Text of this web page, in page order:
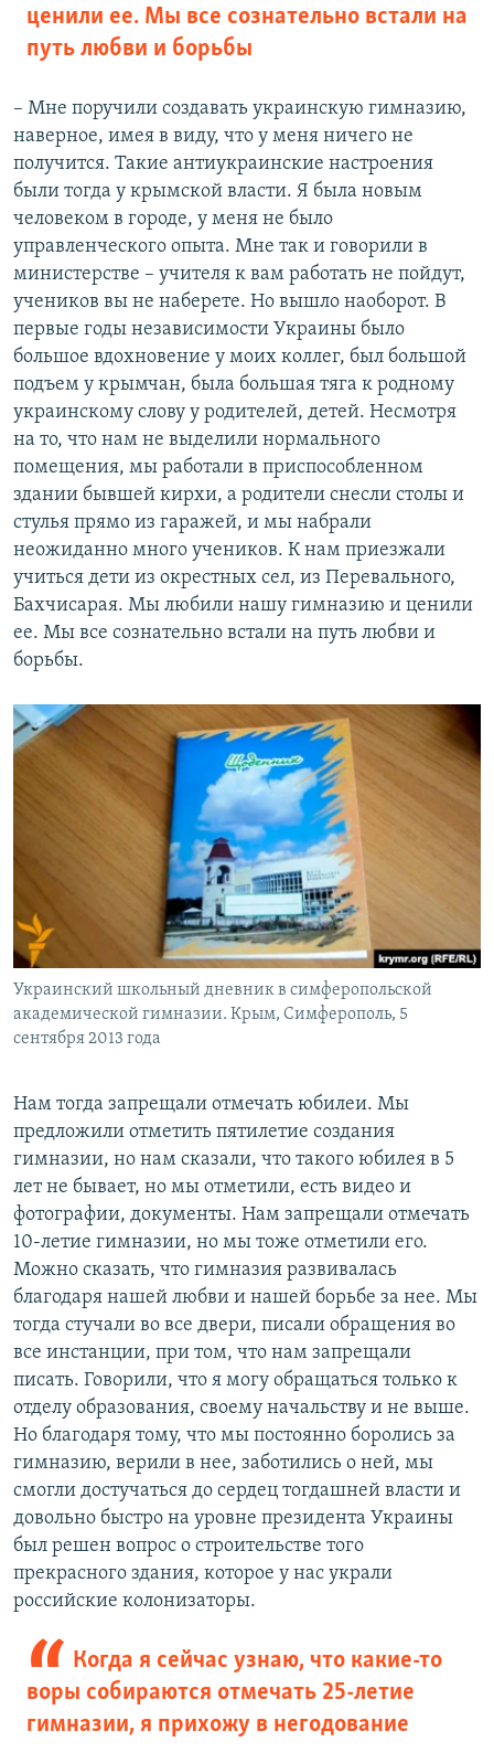
ценили ее. Мы все сознательно встали на
путь любви и борьбы
– Мне поручили создавать украинскую гимназию,
наверное, имея в виду, что у меня ничего не
получится. Такие антиукраинские настроения
были тогда у крымской власти. Я была новым
человеком в городе, у меня не было
управленческого опыта. Мне так и говорили в
министерстве – учителя к вам работать не пойдут,
учеников вы не наберете. Но вышло наоборот. В
первые годы независимости Украины было
большое вдохновение у моих коллег, был большой
подъем у крымчан, была большая тяга к родному
украинскому слову у родителей, детей. Несмотря
на то, что нам не выделили нормального
помещения, мы работали в приспособленном
здании бывшей кирхи, а родители снесли столы и
стулья прямо из гаражей, и мы набрали
неожиданно много учеников. К нам приезжали
учиться дети из окрестных сел, из Перевального,
Бахчисарая. Мы любили нашу гимназию и ценили
ее. Мы все сознательно встали на путь любви и
борьбы.
Украинский школьный дневник в симферопольской
академической гимназии. Крым, Симферополь, 5
сентября 2013 года
Нам тогда запрещали отмечать юбилеи. Мы
предложили отметить пятилетие создания
гимназии, но нам сказали, что такого юбилея в 5
лет не бывает, но мы отметили, есть видео и
фотографии, документы. Нам запрещали отмечать
10-летие гимназии, но мы тоже отметили его.
Можно сказать, что гимназия развивалась
благодаря нашей любви и нашей борьбе за нее. Мы
тогда стучали во все двери, писали обращения во
все инстанции, при том, что нам запрещали
писать. Говорили, что я могу обращаться только к
отделу образования, своему начальству и не выше.
Но благодаря тому, что мы постоянно боролись за
гимназию, верили в нее, заботились о ней, мы
смогли достучаться до сердец тогдашней власти и
довольно быстро на уровне президента Украины
был решен вопрос о строительстве того
прекрасного здания, которое у нас украли
российские колонизаторы.
Когда я сейчас узнаю, что какие-то
воры собираются отмечать 25-летие
гимназии, я прихожу в негодование